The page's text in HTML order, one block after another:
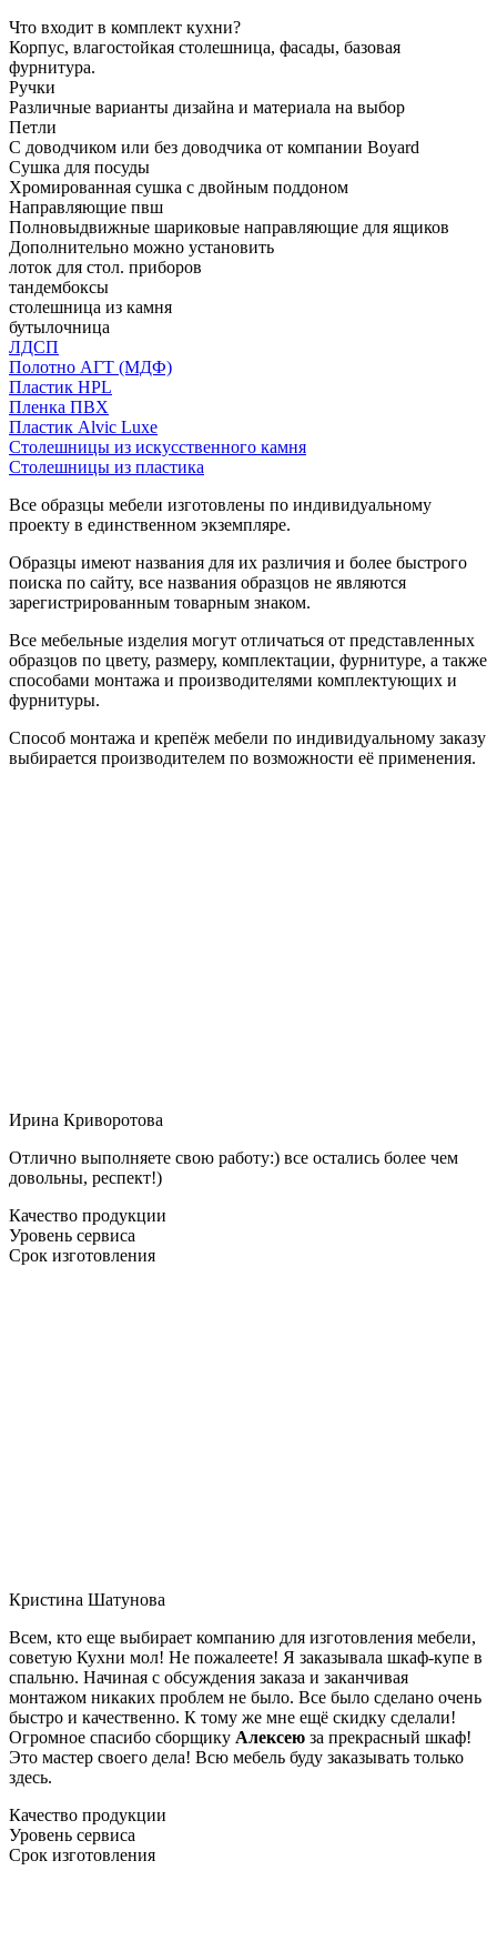
Что входит в комплект кухни?
Корпус, влагостойкая столешница, фасады, базовая
фурнитура.
Ручки
Различные варианты дизайна и материала на выбор
Петли
С доводчиком или без доводчика от компании Boyard
Сушка для посуды
Хромированная сушка с двойным поддоном
Направляющие пвш
Полновыдвижные шариковые направляющие для ящиков
Дополнительно можно установить
лоток для стол. приборов
тандембоксы
столешница из камня
бутылочница
ЛДСП
Полотно АГТ (МДФ)
Пластик HPL
Пленка ПВХ
Пластик Alvic Luxe
Столешницы из искусственного камня
Столешницы из пластика
Все образцы мебели изготовлены по индивидуальному
проекту в единственном экземпляре.
Образцы имеют названия для их различия и более быстрого
поиска по сайту, все названия образцов не являются
зарегистрированным товарным знаком.
Все мебельные изделия могут отличаться от представленных
образцов по цвету, размеру, комплектации, фурнитуре, а также
способами монтажа и производителями комплектующих и
фурнитуры.
Способ монтажа и крепёж мебели по индивидуальному заказу
выбирается производителем по возможности её применения.
Ирина Криворотова
Отлично выполняете свою работу:) все остались более чем
довольны, респект!)
Качество продукции
Уровень сервиса
Срок изготовления
Кристина Шатунова
Всем, кто еще выбирает компанию для изготовления мебели,
советую Кухни мол! Не пожалеете! Я заказывала шкаф-купе в
спальню. Начиная с обсуждения заказа и заканчивая
монтажом никаких проблем не было. Все было сделано очень
быстро и качественно. К тому же мне ещё скидку сделали!
Огромное спасибо сборщику Алексею за прекрасный шкаф!
Это мастер своего дела! Всю мебель буду заказывать только
здесь.
Качество продукции
Уровень сервиса
Срок изготовления